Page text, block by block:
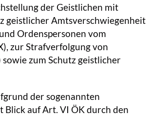
der Geistlichen mit
geistlicher Amtsverschwiegenheit
Ordenspersonen vom
zur Strafverfolgung von
zum Schutz geistlicher
der sogenannten
Blick auf Art. VI ÖK durch den